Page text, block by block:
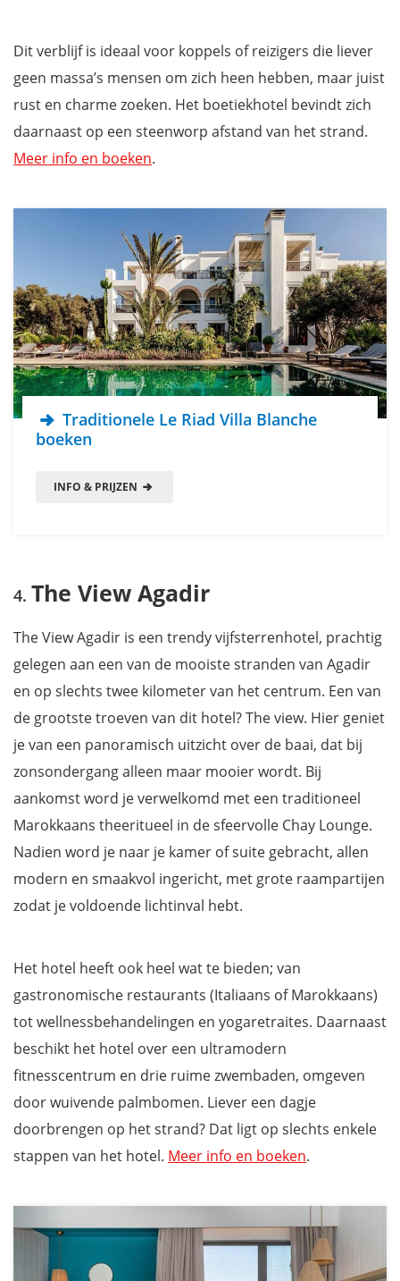
Dit verblijf is ideaal voor koppels of reizigers die liever
geen massa’s mensen om zich heen hebben, maar juist
rust en charme zoeken. Het boetiekhotel bevindt zich
daarnaast op een steenworp afstand van het strand.
Meer info en boeken.
Traditionele Le Riad Villa Blanche
boeken
INFO & PRIJZEN
The View Agadir
The View Agadir is een trendy vijfsterrenhotel, prachtig
gelegen aan een van de mooiste stranden van Agadir
en op slechts twee kilometer van het centrum. Een van
de grootste troeven van dit hotel? The view. Hier geniet
je van een panoramisch uitzicht over de baai, dat bij
zonsondergang alleen maar mooier wordt. Bij
aankomst word je verwelkomd met een traditioneel
Marokkaans theeritueel in de sfeervolle Chay Lounge.
Nadien word je naar je kamer of suite gebracht, allen
modern en smaakvol ingericht, met grote raampartijen
zodat je voldoende lichtinval hebt.
Het hotel heeft ook heel wat te bieden; van
gastronomische restaurants (Italiaans of Marokkaans)
tot wellnessbehandelingen en yogaretraites. Daarnaast
beschikt het hotel over een ultramodern
fitnesscentrum en drie ruime zwembaden, omgeven
door wuivende palmbomen. Liever een dagje
doorbrengen op het strand? Dat ligt op slechts enkele
stappen van het hotel. Meer info en boeken.